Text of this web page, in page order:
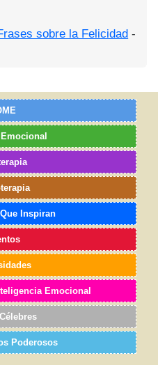
sobre la Felicidad -
Inspiran
Emocional
Poderosos